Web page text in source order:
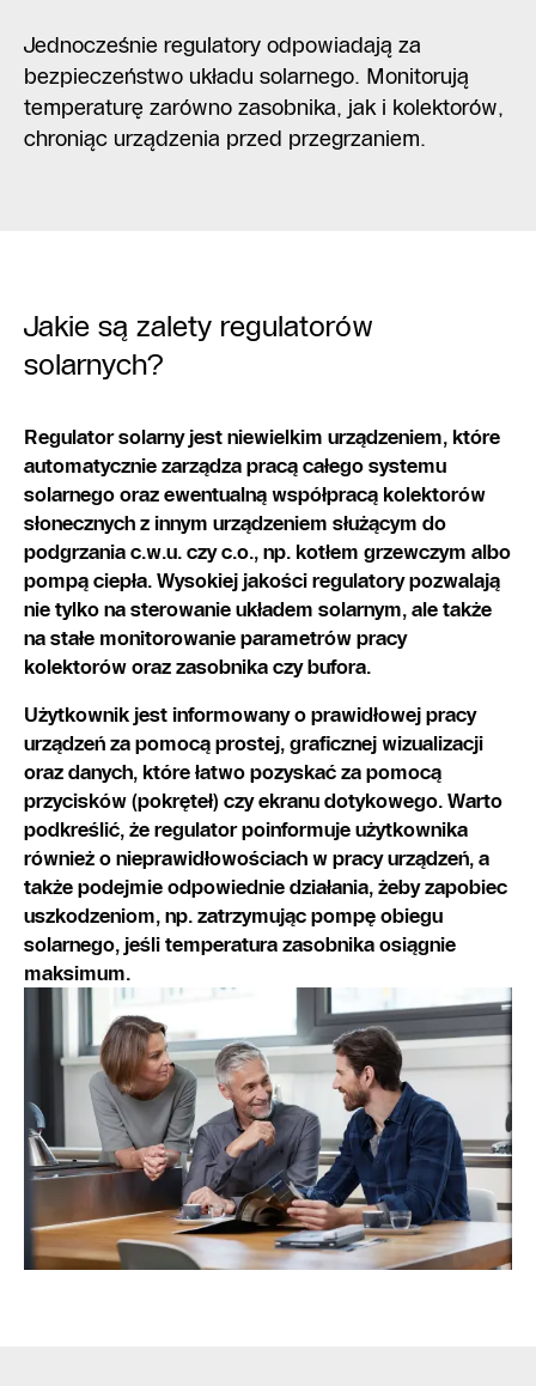
Jednocześnie regulatory odpowiadają za
bezpieczeństwo układu solarnego. Monitorują
temperaturę zarówno zasobnika, jak i kolektorów,
chroniąc urządzenia przed przegrzaniem.
Jakie są zalety regulatorów
solarnych?
Regulator solarny jest niewielkim urządzeniem, które
automatycznie zarządza pracą całego systemu
solarnego oraz ewentualną współpracą kolektorów
słonecznych z innym urządzeniem służącym do
podgrzania c.w.u. czy c.o., np. kotłem grzewczym albo
pompą ciepła. Wysokiej jakości regulatory pozwalają
nie tylko na sterowanie układem solarnym, ale także
na stałe monitorowanie parametrów pracy
kolektorów oraz zasobnika czy bufora.
Użytkownik jest informowany o prawidłowej pracy
urządzeń za pomocą prostej, graficznej wizualizacji
oraz danych, które łatwo pozyskać za pomocą
przycisków (pokręteł) czy ekranu dotykowego. Warto
podkreślić, że regulator poinformuje użytkownika
również o nieprawidłowościach w pracy urządzeń, a
także podejmie odpowiednie działania, żeby zapobiec
uszkodzeniom, np. zatrzymując pompę obiegu
solarnego, jeśli temperatura zasobnika osiągnie
maksimum.